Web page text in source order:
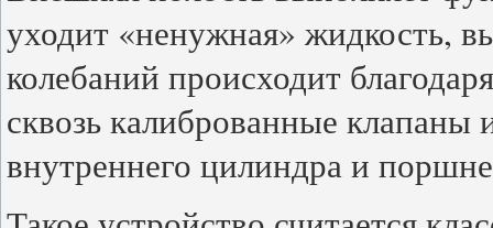
уходит «ненужная» жидкость,
колебаний происходит
сквозь калиброванные
внутреннего цилиндра и